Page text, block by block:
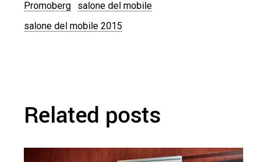
Promoberg
salone del mobile
salone del mobile 2015
Related posts